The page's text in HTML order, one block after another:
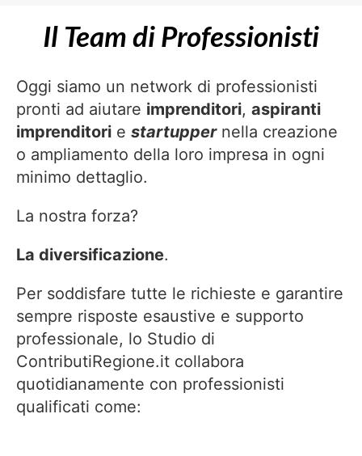
Il Team di Professionisti
Oggi siamo un network di professionisti
pronti ad aiutare imprenditori, aspiranti
imprenditori e startuppernella creazione
o ampliamento della loro impresa in ogni
minimo dettaglio.
La nostra forza?
La diversificazione.
Per soddisfare tutte le richieste e garantire
sempre risposte esaustive e supporto
professionale, lo Studio di
ContributiRegione.it collabora
quotidianamente con professionisti
qualificati come: